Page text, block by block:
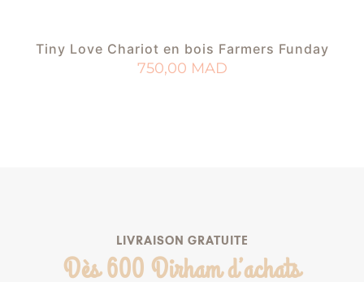
Tiny Love Chariot en bois Farmers Funday
750,00 MAD
LIVRAISON GRATUITE
Dès 600 Dirham d’achats